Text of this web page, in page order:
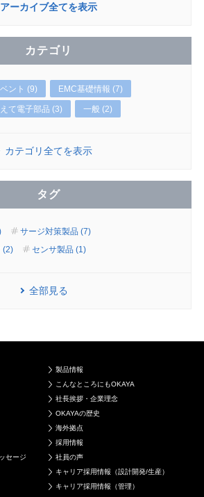
アーカイブ全てを表示
カテゴリ
ント (9) EMC基礎情報 (7)
て電子部品 (3) 一般 (2)
カテゴリ全てを表示
タグ
サージ対策製品 (7)
(2)
センサ製品 (1)
全部見る
製品情報
こんなところにもOKAYA
社長挨拶・企業理念
OKAYAの歴史
海外拠点
採用情報
セージ
社員の声
キャリア採用情報（設計開発/生産）
キャリア採用情報（管理）